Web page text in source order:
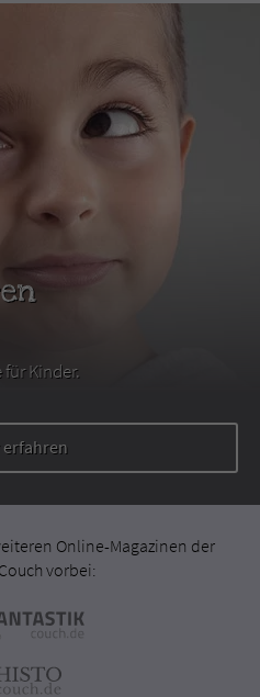
Kinder.
Online-Magazinen der
vorbei: